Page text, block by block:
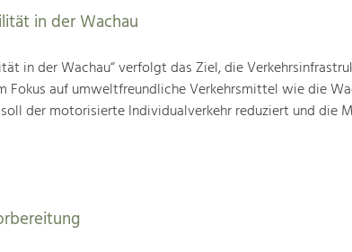
in der Wachau
in der Wachau“ verfolgt das Ziel, die
Fokus auf umweltfreundliche Verkehrsmittel wie die
der motorisierte Individualverkehr reduziert und die